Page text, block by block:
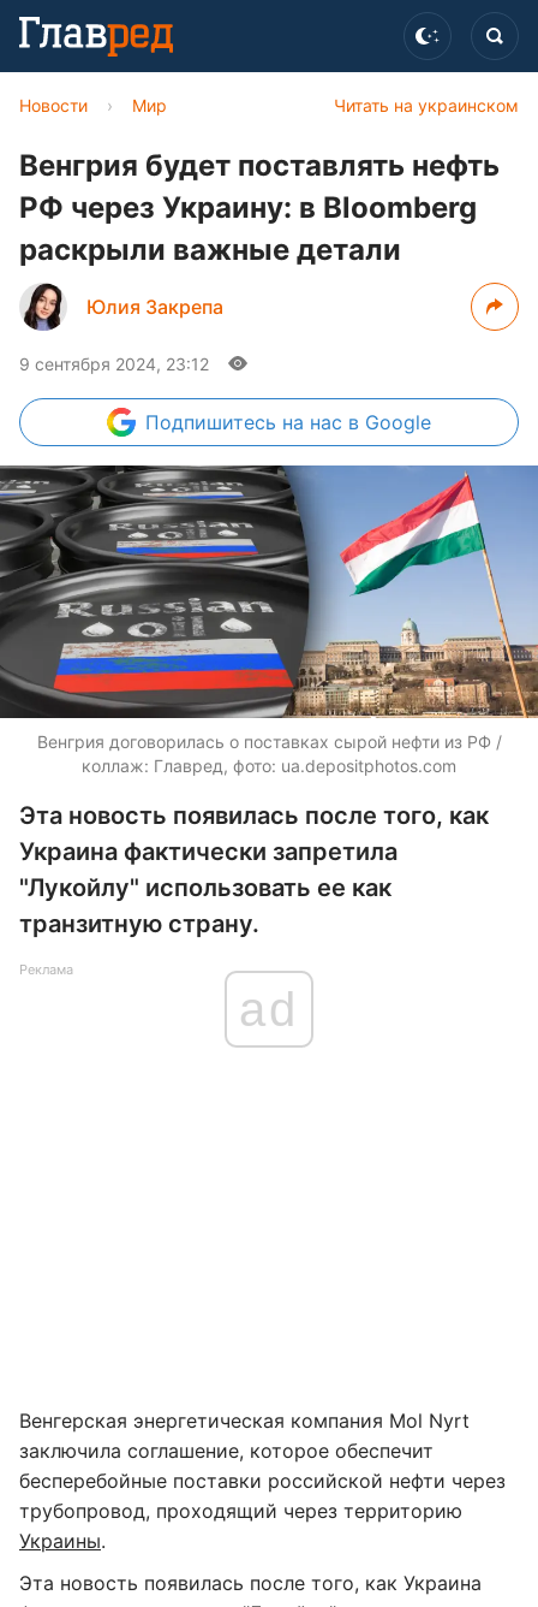
Читать на украинском
Новости › Мир
Венгрия будет поставлять нефть
РФ через Украину: в Bloomberg
раскрыли важные детали
Юлия Закрепа
9 сентября 2024, 23:12
Подпишитесь на нас в Google
Венгрия договорилась о поставках сырой нефти из РФ /
коллаж: Главред, фото: ua.depositphotos.com
Эта новость появилась после того, как
Украина фактически запретила
"Лукойлу" использовать ее как
транзитную страну.
Реклама
ad
Венгерская энергетическая компания Mol Nyrt
заключила соглашение, которое обеспечит
бесперебойные поставки российской нефти через
трубопровод, проходящий через территорию
Украины.
Эта новость появилась после того, как Украина